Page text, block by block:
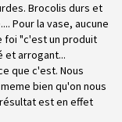
Brocolis durs et
Pour la vase, aucune
foi "c'est un produit
et arrogant...
que c'est. Nous
bien qu'on nous
est en effet